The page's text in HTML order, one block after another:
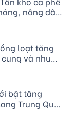
nông dân
loạt tăng
và nhu
bật tăng
Trung Quốc